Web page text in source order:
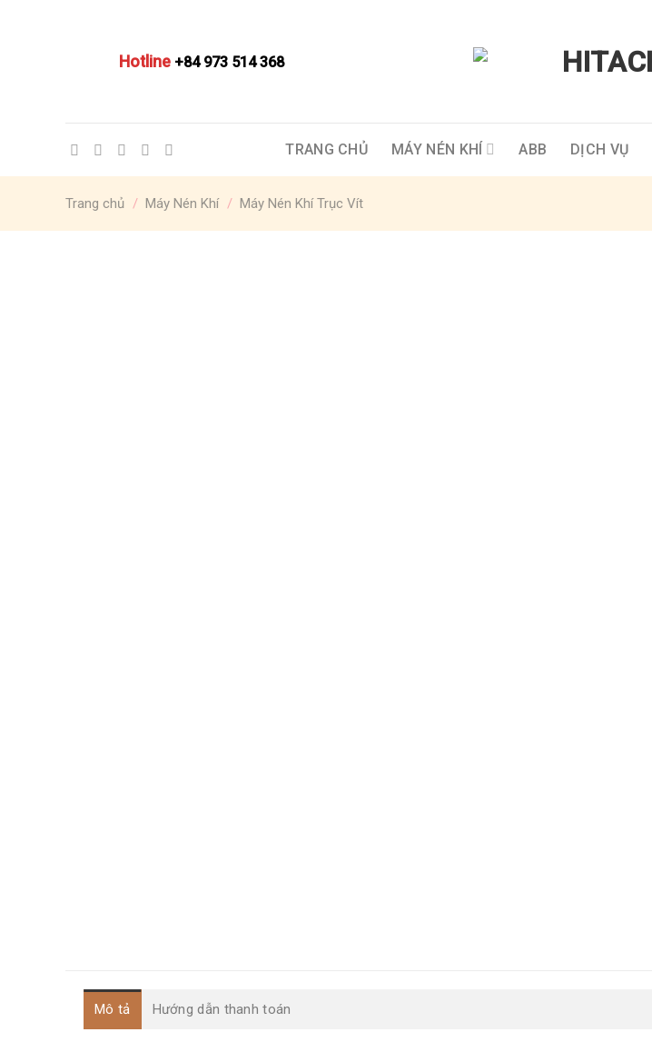
Hotline +84 973 514 368
TRANG CHỦ MÁY NÉN KHÍ ABB DỊCH VỤ
Trang chủ / Máy Nén Khí / Máy Nén Khí Trục Vít
Mô tả Hướng dẫn thanh toán